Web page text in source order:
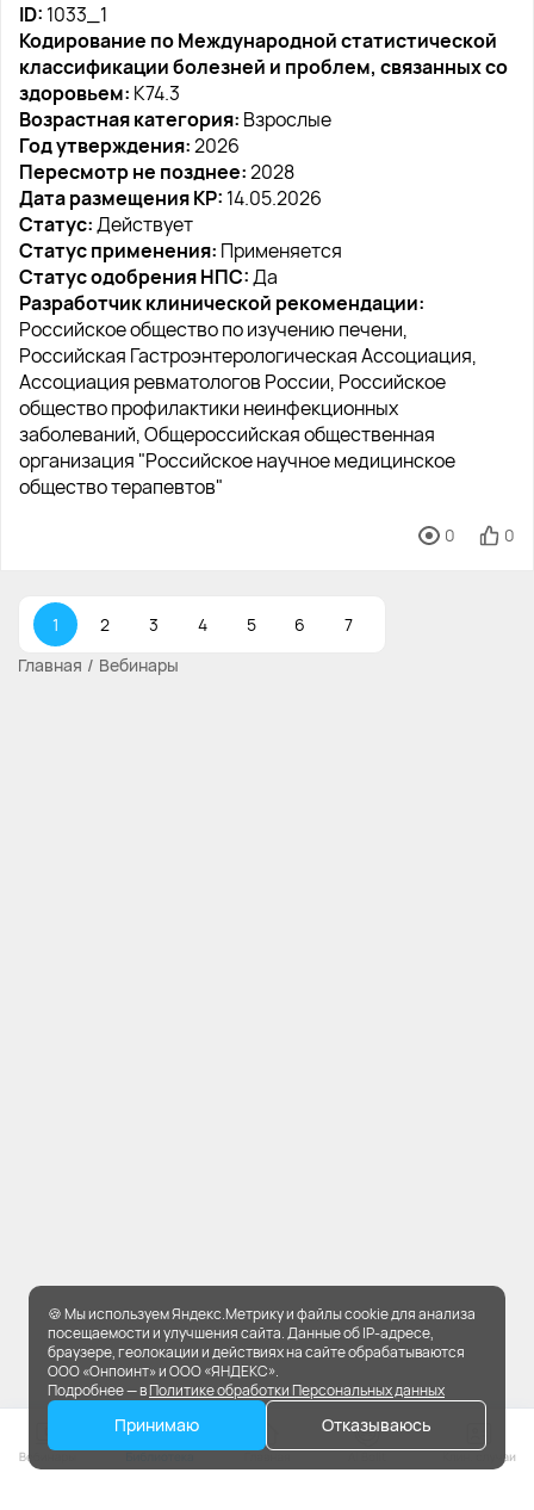
ID: 1033_1
Кодирование по Международной статистической
классификации болезней и проблем, связанных со
здоровьем: K74.3
Возрастная категория: Взрослые
Год утверждения:2026
Пересмотр не позднее:2028
Дата размещения КР: 14.05.2026
Статус:Действует
Статус применения: Применяется
Статус одобрения НПС:Да
Разработчик клинической рекомендации:
Российское общество по изучению печени,
Российская Гастроэнтерологическая Ассоциация,
Ассоциация ревматологов России, Российское
общество профилактики неинфекционных
заболеваний, Общероссийская общественная
организация "Российское научное медицинское
общество терапевтов"
0 0
1 2 3 4 5 6
7
Главная
Вебинары
🍪 Мы используем Яндекс.Метрику и файлы cookie для анализа
посещаемости и улучшения сайта. Данные об IP-адресе,
браузере, геолокации и действиях на сайте обрабатываются
ООО «Онпоинт» и ООО «ЯНДЕКС».
Подробнее — вПолитике обработки Персональных данных
Принимаю Отказываюсь